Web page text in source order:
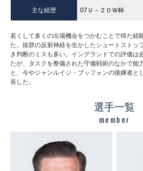
主な経歴 07Ｕ－２０Ｗ杯
若くして多くの出場機会をつかむことで得た経
た。抜群の反射神経を生かしたシュートストッ
き判断のミスも多い。イングランドでの評価は
たが、タスクを整備された守備戦術のなかで能
と、今やジャンルイジ・ブッフォンの後継者と
長した。
選手一覧
member